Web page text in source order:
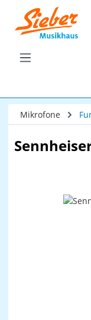
Zum Hauptinhalt
Mikrofone
Bildergalerie